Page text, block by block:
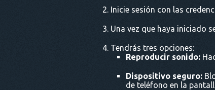
Inicie sesión con las
Una vez que haya iniciado
Tendrás tres opciones:
Reproducir sonido:
Dispositivo seguro:
de teléfono en la